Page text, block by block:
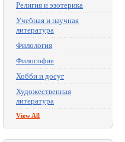
Религия и эзотерика
Учебная и научная
литература
Филология
Философия
Хобби и досуг
Художественная
литература
View All